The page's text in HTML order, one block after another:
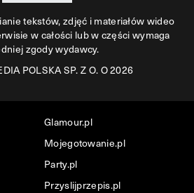
tekstów, zdjęć i materiałów wideo
w całości lub w części wymaga
zgody wydawcy.
POLSKA SP. Z O. O 2026
Glamour.pl
Mojegotowanie.pl
Party.pl
Przyslijprzepis.pl